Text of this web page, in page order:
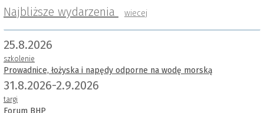
Najbliższe wydarzenia wiecej
25.8.2026
szkolenie
Prowadnice, łożyska i napędy odporne na wodę morską
31.8.2026-2.9.2026
targi
Forum BHP